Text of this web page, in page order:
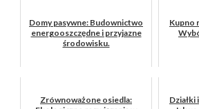
Domy pasywne: Budownictwo
energooszczędne i przyjazne
środowisku.
Kupno
Zrównoważone osiedla: